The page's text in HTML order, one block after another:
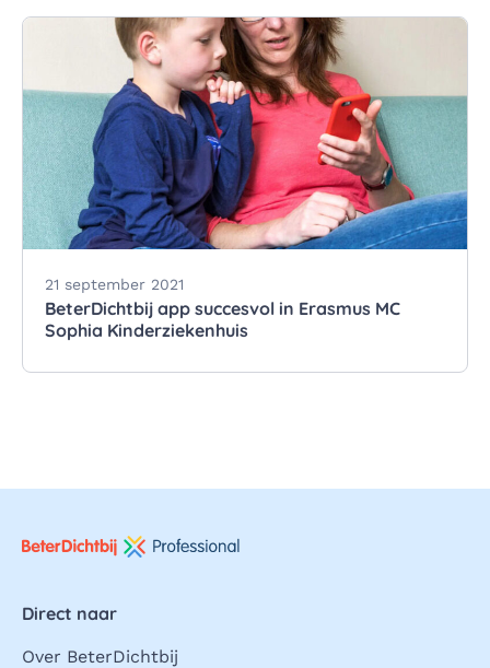
21 september 2021
BeterDichtbij app succesvol in Erasmus MC
Sophia Kinderziekenhuis
Direct naar
Over BeterDichtbij